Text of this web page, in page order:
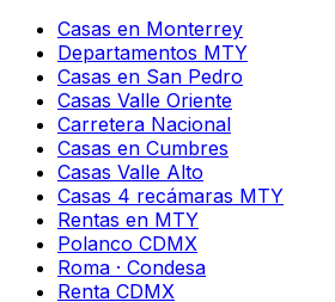
Casas en Monterrey
Departamentos MTY
Casas en San Pedro
Casas Valle Oriente
Carretera Nacional
Casas en Cumbres
Casas Valle Alto
Casas 4 recámaras MTY
Rentas en MTY
Polanco CDMX
Roma · Condesa
Renta CDMX